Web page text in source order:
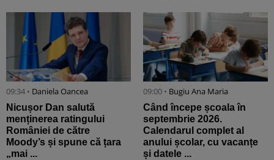
09:34 • Daniela Oancea
Nicușor Dan salută
menținerea ratingului
României de către
Moody’s și spune că țara
„mai ...
09:00 • Bugiu ⁠Ana Maria
Când începe școala în
septembrie 2026.
Calendarul complet al
anului școlar, cu vacanțe
și datele ...